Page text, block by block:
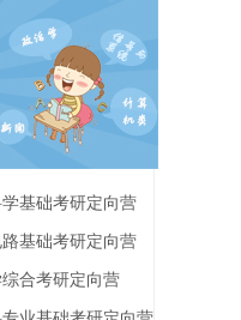
基础考研定向营
基础考研定向营
合考研定向营